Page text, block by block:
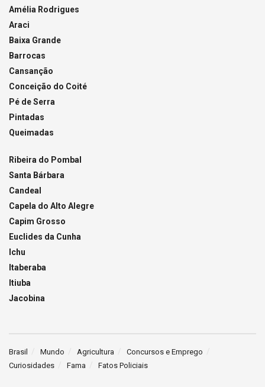
Amélia Rodrigues
Araci
Baixa Grande
Barrocas
Cansanção
Conceição do Coité
Pé de Serra
Pintadas
Queimadas
Ribeira do Pombal
Santa Bárbara
Candeal
Capela do Alto Alegre
Capim Grosso
Euclides da Cunha
Ichu
Itaberaba
Itiuba
Jacobina
Brasil Mundo Agricultura
Concursos e Emprego
Curiosidades
Fama Fatos Policiais